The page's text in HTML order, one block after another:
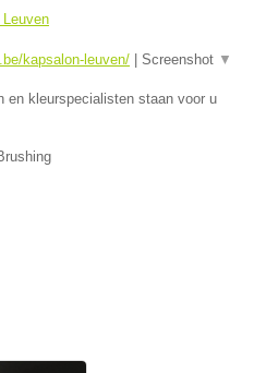
Leuven
kapsalon-leuven/ Screenshot ▼
en kleurspecialisten staan voor u